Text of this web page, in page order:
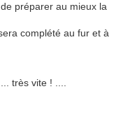
préparer au mieux la
complété au fur et à
très vite ! ....